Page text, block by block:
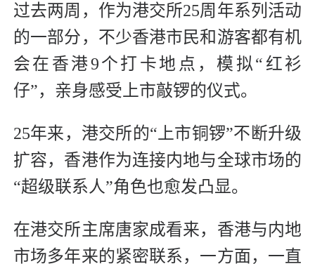
过去两周，作为港交所25周年系列活动
的一部分，不少香港市民和游客都有机
会在香港9个打卡地点，模拟“红衫
仔”，亲身感受上市敲锣的仪式。
25年来，港交所的“上市铜锣”不断升级
扩容，香港作为连接内地与全球市场的
“超级联系人”角色也愈发凸显。
在港交所主席唐家成看来，香港与内地
市场多年来的紧密联系，一方面，一直